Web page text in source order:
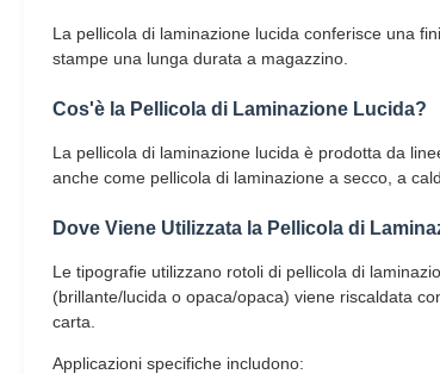
La pellicola di laminazione lucida conferisce una
stampe una lunga durata a magazzino.
Cos'è la Pellicola di Laminazione Lucida?
La pellicola di laminazione lucida è prodotta da
anche come pellicola di laminazione a secco, a
Dove Viene Utilizzata la Pellicola di
Le tipografie utilizzano rotoli di pellicola di
(brillante/lucida o opaca/opaca) viene riscaldata
carta.
Applicazioni specifiche includono: